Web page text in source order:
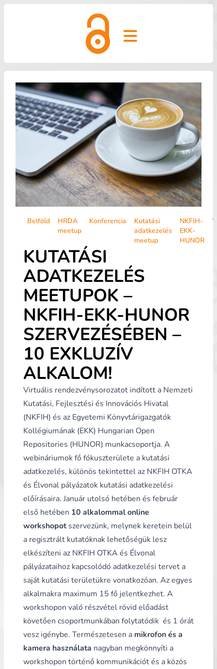
Open main menu
Belföld
HRDA
meetup
Konferencia
Kutatási
adatkezelés
meetup
NKFIH-
EKK-
HUNOR
KUTATÁSI
ADATKEZELÉS
MEETUPOK –
NKFIH-EKK-HUNOR
SZERVEZÉSÉBEN –
10 EXKLUZÍV
ALKALOM!
Virtuális rendezvénysorozatot indított a Nemzeti
Kutatási, Fejlesztési és Innovációs Hivatal
(NKFIH) és az Egyetemi Könyvtárigazgatók
Kollégiumának (EKK) Hungarian Open
Repositories (HUNOR) munkacsoportja. A
webináriumok fő fókuszterülete a kutatási
adatkezelés, különös tekintettel az NKFIH OTKA
és Élvonal pályázatok kutatási adatkezelési
előírásaira. Január utolsó hetében és február
első hetében 10 alkalommal online
workshopotszervezünk, melynek keretein belül
a regisztrált kutatóknak lehetőségük lesz
elkészíteni az NKFIH OTKA és Élvonal
pályázataihoz kapcsolódó adatkezelési tervet a
saját kutatási területükre vonatkozóan. Az egyes
alkalmakra maximum 15 fő jelentkezhet. A
workshopon való részvétel rövid előadást
követően csoportmunkában folytatódik és 1 órát
vesz igénybe. Természetesen a mikrofon és a
kamera használata nagyban megkönnyíti a
workshopon történő kommunikációt és a közös